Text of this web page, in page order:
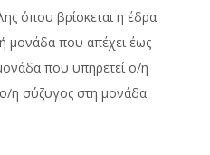
όπου βρίσκεται η έδρα
μονάδα που απέχει έως
που υπηρετεί ο/η
η σύζυγος στη μονάδα